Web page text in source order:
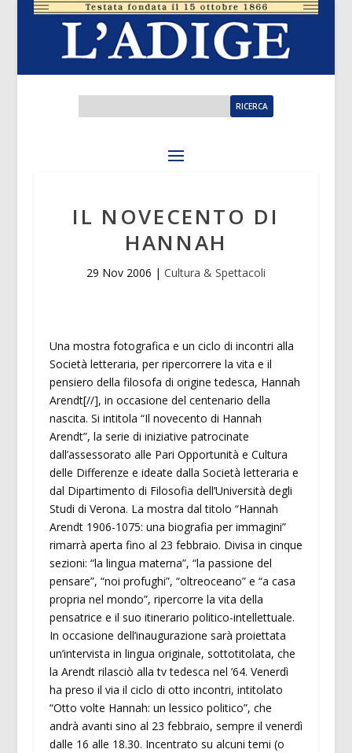
IL NOVECENTO DI
HANNAH
29 Nov 2006 | Cultura & Spettacoli
Una mostra fotografica e un ciclo di incontri alla
Società letteraria, per ripercorrere la vita e il
pensiero della filosofa di origine tedesca, Hannah
Arendt[//], in occasione del centenario della
nascita. Si intitola “Il novecento di Hannah
Arendt”, la serie di iniziative patrocinate
dall’assessorato alle Pari Opportunità e Cultura
delle Differenze e ideate dalla Società letteraria e
dal Dipartimento di Filosofia dell’Università degli
Studi di Verona. La mostra dal titolo “Hannah
Arendt 1906-1075: una biografia per immagini”
rimarrà aperta fino al 23 febbraio. Divisa in cinque
sezioni: “la lingua materna”, “la passione del
pensare”, “noi profughi”, “oltreoceano” e “a casa
propria nel mondo”, ripercorre la vita della
pensatrice e il suo itinerario politico-intellettuale.
In occasione dell’inaugurazione sarà proiettata
un’intervista in lingua originale, sottotitolata, che
la Arendt rilasciò alla tv tedesca nel ’64. Venerdì
ha preso il via il ciclo di otto incontri, intitolato
“Otto volte Hannah: un lessico politico”, che
andrà avanti sino al 23 febbraio, sempre il venerdì
dalle 16 alle 18.30. Incentrato su alcuni temi (o